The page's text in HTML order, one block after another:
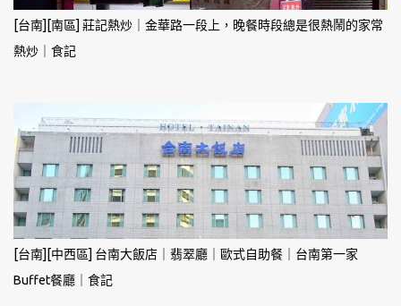
[台南][南區] 莊記熱炒｜金華路一段上，晚餐時段總是很熱鬧的家常
熱炒｜食記
[台南][中西區] 台南大飯店｜翡翠廳｜歐式自助餐｜台南第一家
Buffet餐廳｜食記